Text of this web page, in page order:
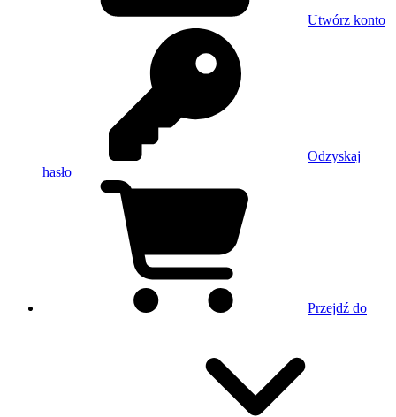
Utwórz konto
Odzyskaj
hasło
Przejdź do